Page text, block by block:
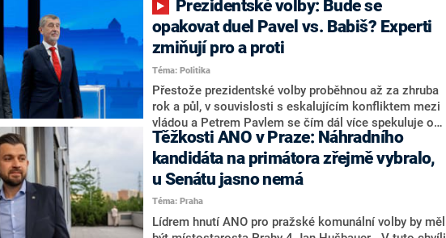
ministryně spravedlnosti ODS Eva Decroix. V
rozhovoru pro CNN Prima NEWS si nebrala servítky
ohledně politického výkonu svého nástupce Jeronýma
Tejce (za ANO) či vládní zmocněnkyně pro lidská
práva Taťány Malé (ANO). Označením „svoloč“ na
adresu vlády prý byla ještě hodná. Decroix se také
vrátila k volební porážce koalice Spolu či promluvila o
hnutí Naše Česko Martina Kuby.
opakovat duel Pavel vs. Babiš? Experti
zmiňují pro a proti
Téma: Politika
Přestože prezidentské volby proběhnou až za zhruba
rok a půl, v souvislosti s eskalujícím konfliktem mezi
vládou a Petrem Pavlem se čím dál více spekuluje o
tom, koho by do bitvy o Hrad mohla vyslat současná
koalice. Někteří političtí komentátoři znovu vytahují
jméno premiéra Andreje Babiše (ANO). Jak moc je
pravděpodobné, že se v prezidentských volbách 2028
bude znovu opakovat souboj z roku 2023?
Těžkosti ANO v Praze: Náhradního
kandidáta na primátora zřejmě vybralo,
u Senátu jasno nemá
Téma: Praha
Lídrem hnutí ANO pro pražské komunální volby by měl